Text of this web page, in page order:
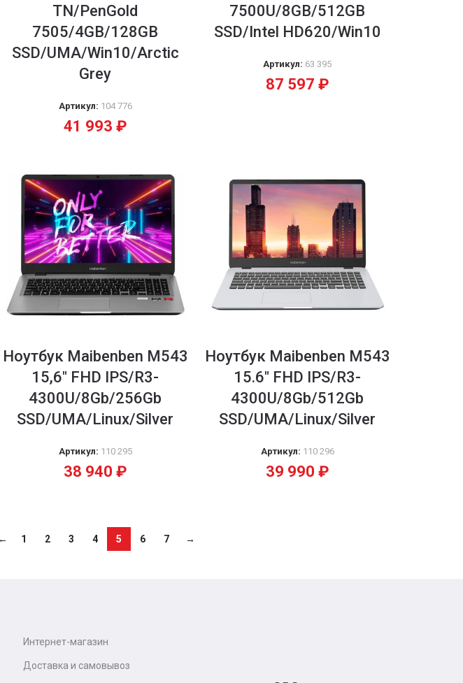
TN/PenGold
7505/4GB/128GB
SSD/UMA/Win10/Arctic
Grey
Артикул: 104 776
41 993 ₽
7500U/8GB/512GB
SSD/Intel HD620/Win10
Артикул: 63 395
87 597 ₽
Ноутбук Maibenben M543
15,6″ FHD IPS/R3-
4300U/8Gb/256Gb
SSD/UMA/Linux/Silver
Артикул: 110 295
38 940 ₽
Ноутбук Maibenben M543
15.6″ FHD IPS/R3-
4300U/8Gb/512Gb
SSD/UMA/Linux/Silver
Артикул: 110 296
39 990 ₽
1 2 3 4 5 6 7 →
Интернет-магазин
Доставка и самовывоз